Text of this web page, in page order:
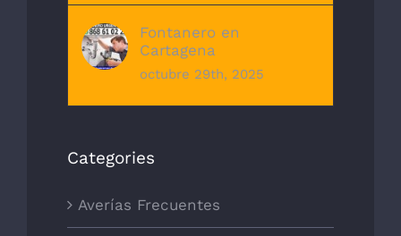
Fontanero en
Cartagena
octubre 29th, 2025
Categories
Averías Frecuentes